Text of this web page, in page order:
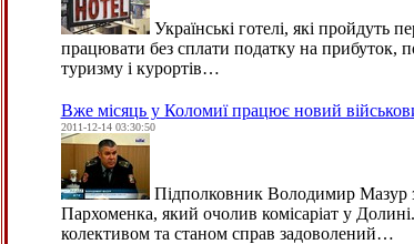
Українські готелі, які пройдуть
працювати без сплати податку на прибуток,
туризму і курортів…
Вже місяць у Коломиї працює новий
2011-12-14 03:30:50
Підполковник Володимир Мазур
Пархоменка, який очолив комісаріат у
колективом та станом справ задоволений…